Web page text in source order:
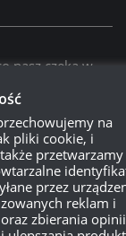
nasz czeka w
i screeny
na
pliki cookie, i
przetwarzamy
przez
reklam i
zbierania opinii